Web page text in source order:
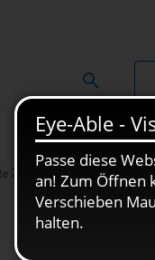
Suchen
Zivilgesellschaft